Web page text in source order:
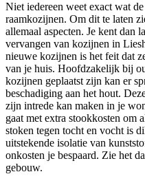
Niet iedereen weet exact wat
raamkozijnen. Om dit te laten
allemaal aspecten. Je kent dan
vervangen van kozijnen in
nieuwe kozijnen is het feit dat
van je huis. Hoofdzakelijk bij
kozijnen geplaatst zijn kan er
beschadiging aan het hout.
zijn intrede kan maken in je
gaat met extra stookkosten om
stoken tegen tocht en vocht is
uitstekende isolatie van
onkosten je bespaard. Zie het
gebouw.